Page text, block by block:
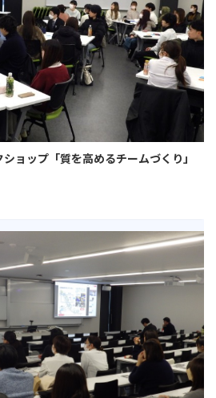
ョップ「質を高めるチームづくり」